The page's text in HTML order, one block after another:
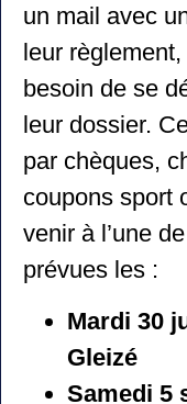
MERCI POUR
SOUTIEN !
un mail avec
leur règlement,
besoin de se
leur dossier.
par chèques,
coupons sport
venir à l’une
prévues les :
Mardi 30
Gleizé
Samedi 5